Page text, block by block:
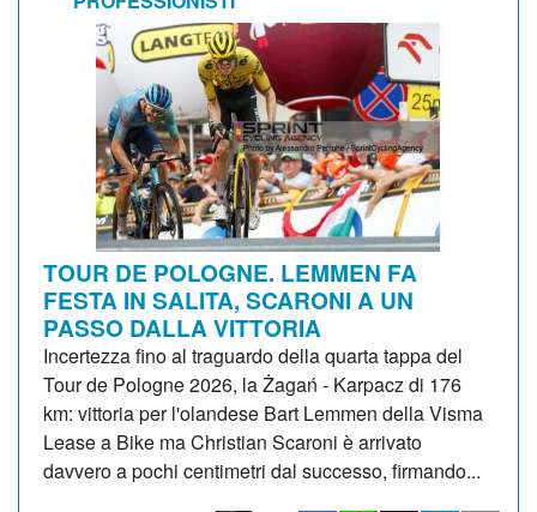
TOUR DE POLOGNE. LEMMEN FA
FESTA IN SALITA, SCARONI A UN
PASSO DALLA VITTORIA
Incertezza fino al traguardo della quarta tappa del
Tour de Pologne 2026, la Żagań - Karpacz di 176
km: vittoria per l'olandese Bart Lemmen della Visma
Lease a Bike ma Christian Scaroni è arrivato
davvero a pochi centimetri dal successo, firmando...